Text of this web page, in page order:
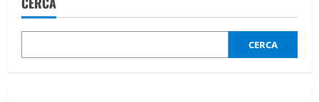
la
della
CERCA